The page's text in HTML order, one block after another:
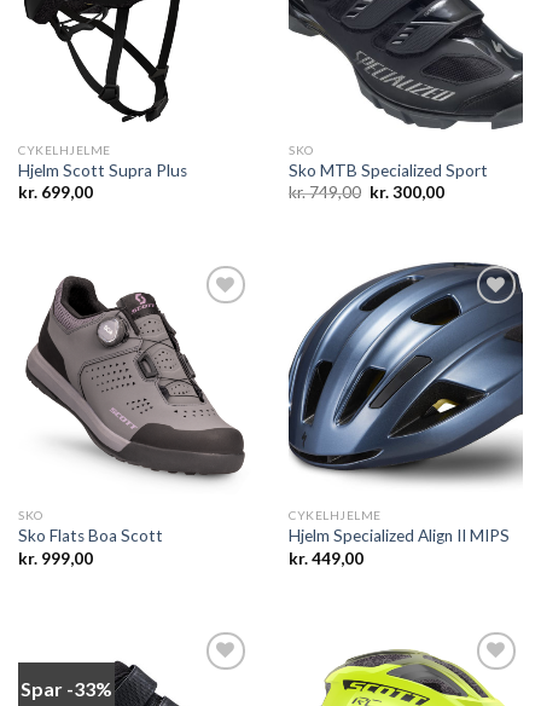
CYKELHJELME
Hjelm Scott Supra Plus
kr. 699,00
wishlist
SKO
Sko MTB Specialized Sport
kr.749,00 Den
oprindelige
kr.300,00Den
wishlist
SKO
Sko Flats Boa Scott
kr. 999,00
Add to
wishlist
CYKELHJELME
Hjelm Specialized Align II MIPS
kr.449,00
Spar -33%